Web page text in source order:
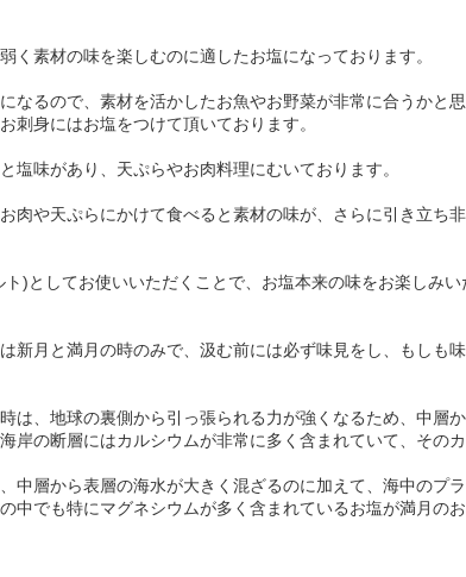
く素材の味を楽しむのに適したお塩になっております。
なるので、素材を活かしたお魚やお野菜が非常に合うかと
刺身にはお塩をつけて頂いております。
味があり、天ぷらやお肉料理にむいております。
肉や天ぷらにかけて食べると素材の味が、さらに引き立ち
)としてお使いいただくことで、お塩本来の味をお楽しみ
新月と満月の時のみで、汲む前には必ず味見をし、もしも
は、地球の裏側から引っ張られる力が強くなるため、中層
岸の断層にはカルシウムが非常に多く含まれていて、その
中層から表層の海水が大きく混ざるのに加えて、海中のプ
中でも特にマグネシウムが多く含まれているお塩が満月の